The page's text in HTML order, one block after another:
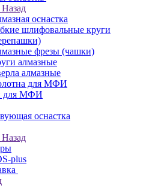
Назад
оснастка
шлифовальные круги
фрезы (чашки)
алмазные
алмазные
для МФИ
для МФИ
оснастка
Назад
plus